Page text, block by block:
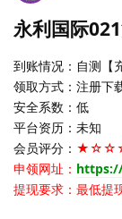
永利国际
到账情况：自测【
领取方式：注册下
安全系数：低
平台资历：未知
会员评分：
申领网址：
提现要求：最低提